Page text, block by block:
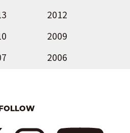
2012
2009
2006